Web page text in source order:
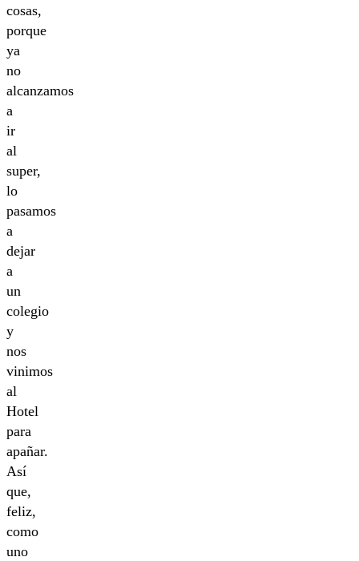
cosas,
porque
ya
no
alcanzamos
a
ir
al
super,
lo
pasamos
a
dejar
a
un
colegio
y
nos
vinimos
al
Hotel
para
apañar.
Así
que,
feliz,
como
uno